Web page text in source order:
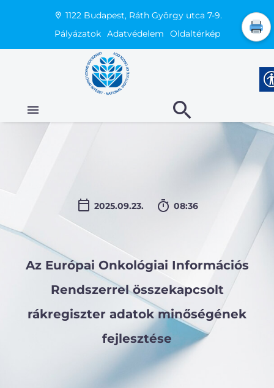
1122 Budapest, Ráth György utca 7-9.
Pályázatok Adatvédelem Oldaltérkép
2025.09.23. 08:36
Az Európai Onkológiai Információs
Rendszerrel összekapcsolt
rákregiszter adatok minőségének
fejlesztése